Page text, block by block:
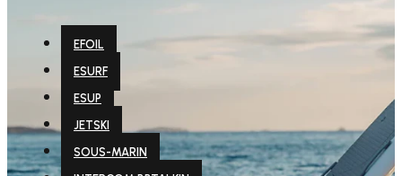
EFOIL
ESURF
ESUP
JETSKI
SOUS-MARIN